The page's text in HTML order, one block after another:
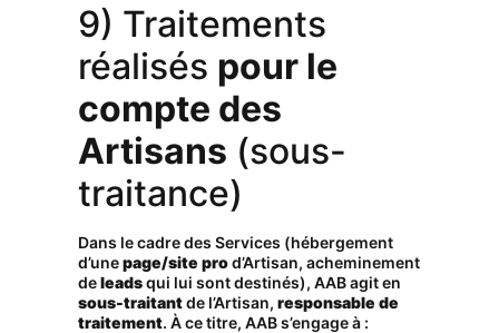
9) Traitements
réalisés pour le
compte des
Artisans (sous-
traitance)
Dans le cadre des Services (hébergement
d’unepage/site prod’Artisan, acheminement
deleadsqui lui sont destinés), AAB agit en
sous-traitantde l’Artisan,responsable de
traitement. À ce titre, AAB s’engage à :